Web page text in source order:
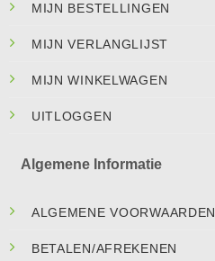
MIJN BESTELLINGEN
MIJN VERLANGLIJST
MIJN WINKELWAGEN
UITLOGGEN
Algemene Informatie
ALGEMENE VOORWAARDEN
BETALEN/AFREKENEN